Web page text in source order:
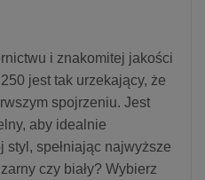
i znakomitej jakości
jest tak urzekający, że
spojrzeniu. Jest
aby idealnie
spełniając najwyższe
czy biały? Wybierz